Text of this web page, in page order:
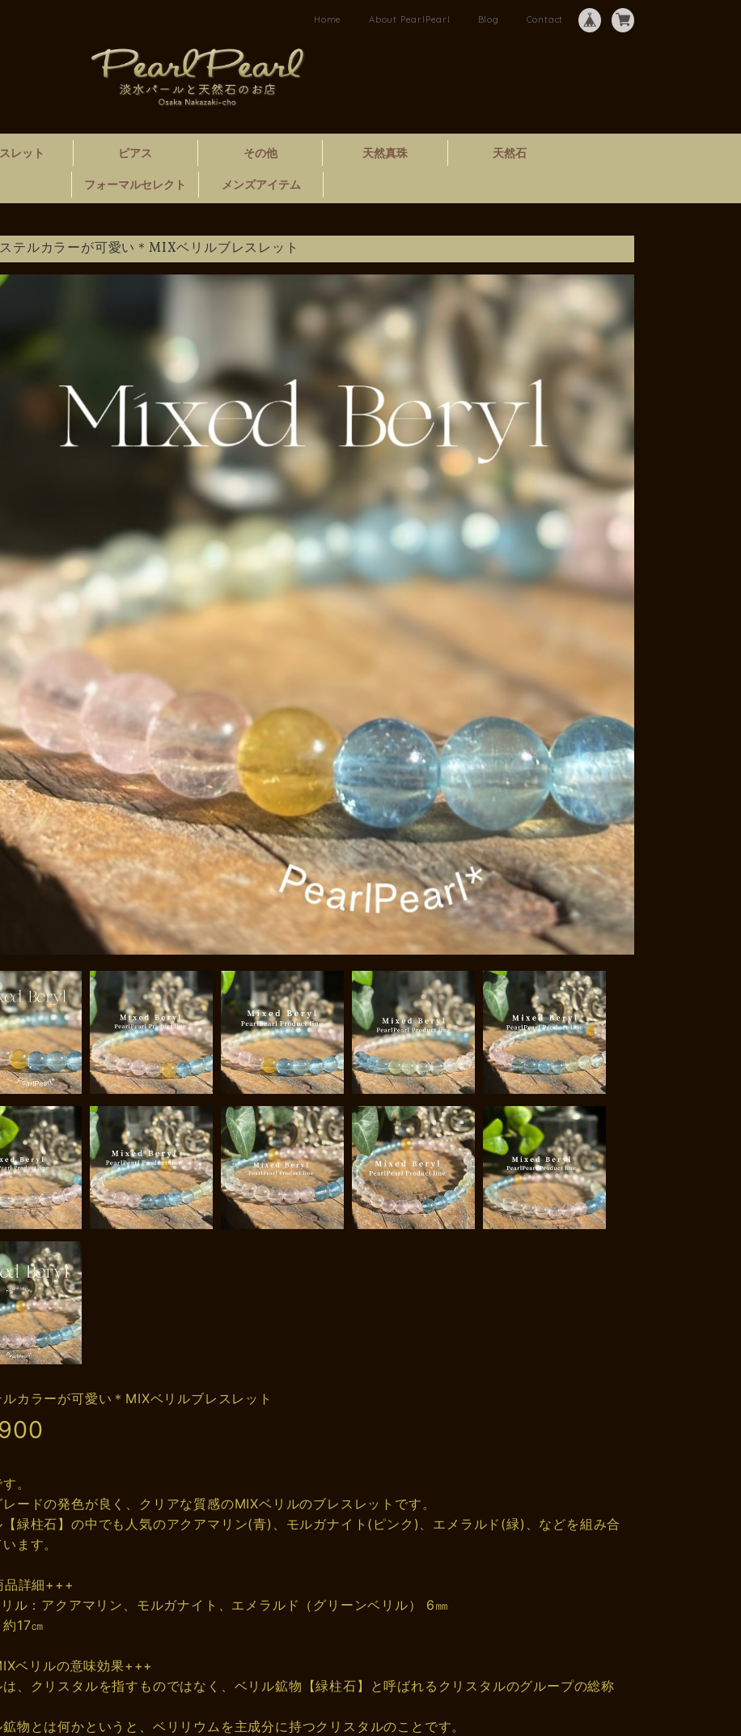
Home About PearlPearl Blog Contact
レット ピアス その他 天然真珠 天然石
フォーマルセレクト メンズアイテム
テルカラーが可愛い＊MIXベリルブレスレット
カラーが可愛い＊MIXベリルブレスレット
。
ードの発色が良く、クリアな質感のMIXベリルのブレスレットです。
【緑柱石】の中でも人気のアクアマリン(青)、モルガナイト(ピンク)、エメラルド(緑)、などを組み合
ます。
詳細+++
ル：アクアマリン、モルガナイト、エメラルド（グリーンベリル） 6㎜
17㎝
ベリルの意味効果+++
は、クリスタルを指すものではなく、ベリル鉱物【緑柱石】と呼ばれるクリスタルのグループの総称
物とは何かというと、ベリリウムを主成分に持つクリスタルのことです。